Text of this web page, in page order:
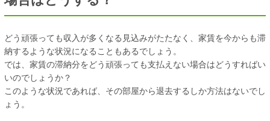
どう頑張っても収入が多くなる見込みがたたなく、家賃を今からも滞
納するような状況になることもあるでしょう。
では、家賃の滞納分をどう頑張っても支払えない場合はどうすればい
いのでしょうか？
このような状況であれば、その部屋から退去するしか方法はないでし
ょう。